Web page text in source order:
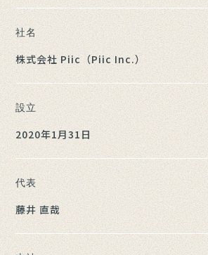
社名
株式会社 Piic（Piic Inc.）
設立
2020年1月31日
代表
藤井 直哉